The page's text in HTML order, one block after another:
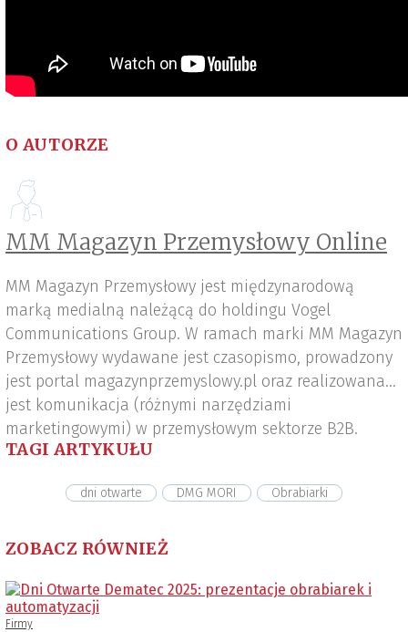
O AUTORZE
MM Magazyn Przemysłowy Online
MM Magazyn Przemysłowy jest międzynarodową
marką medialną należącą do holdingu Vogel
Communications Group. W ramach marki MM Magazyn
Przemysłowy wydawane jest czasopismo, prowadzony
jest portal magazynprzemyslowy.pl oraz realizowana
jest komunikacja (różnymi narzędziami
marketingowymi) w przemysłowym sektorze B2B.
TAGI ARTYKUŁU
dni otwarte DMG MORI Obrabiarki
ZOBACZ RÓWNIEŻ
Firmy